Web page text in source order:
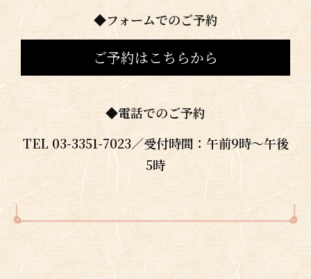
◆フォームでのご予約
ご予約はこちらから
◆電話でのご予約
TEL 03-3351-7023／受付時間：午前9時〜午後
5時